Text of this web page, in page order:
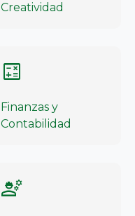
Creatividad
calculate
Finanzas y
Contabilidad
engineering